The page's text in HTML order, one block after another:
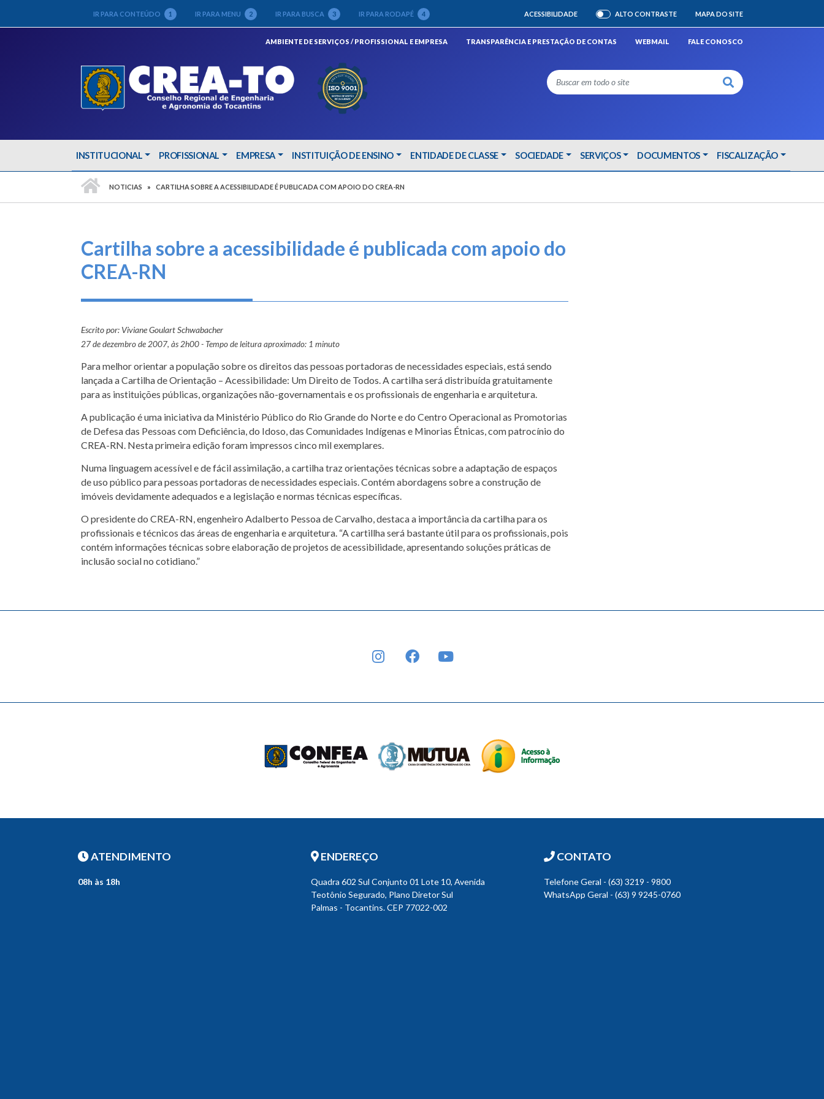
IR PARA CONTEÚDO 1 IR PARA MENU 2 IR PARA BUSCA 3 IR PARA RODAPÉ 4 ACESSIBILIDADE ATIVAR/DESATIVAR
ALTO CONTRASTE MAPA DO SITE
AMBIENTE DE SERVIÇOS / PROFISSIONAL E EMPRESA (ABRIRÁ EM NOVA JANELA)
TRANSPARÊNCIA E PRESTAÇÃO DE CONTAS WEBMAIL FALE CONOSCO
Buscar
INSTITUCIONAL PROFISSIONAL EMPRESA INSTITUIÇÃO DE ENSINO ENTIDADE DE CLASSE SOCIEDADE SERVIÇOS DOCUMENTOS FISCALIZAÇÃO
NOTICIAS CARTILHA SOBRE A ACESSIBILIDADE É PUBLICADA COM APOIO DO CREA-RN
Cartilha sobre a acessibilidade é publicada com apoio do
CREA-RN
Escrito por: Viviane Goulart Schwabacher
27 de dezembro de 2007, às 2h00 - Tempo de leitura aproximado: 1 minuto
Para melhor orientar a população sobre os direitos das pessoas portadoras de necessidades especiais, está sendo
lançada a Cartilha de Orientação – Acessibilidade: Um Direito de Todos. A cartilha será distribuída gratuitamente
para as instituições públicas, organizações não-governamentais e os profissionais de engenharia e arquitetura.
A publicação é uma iniciativa da Ministério Público do Rio Grande do Norte e do Centro Operacional as Promotorias
de Defesa das Pessoas com Deficiência, do Idoso, das Comunidades Indígenas e Minorias Étnicas, com patrocínio do
CREA-RN. Nesta primeira edição foram impressos cinco mil exemplares.
Numa linguagem acessível e de fácil assimilação, a cartilha traz orientações técnicas sobre a adaptação de espaços
de uso público para pessoas portadoras de necessidades especiais. Contém abordagens sobre a construção de
imóveis devidamente adequados e a legislação e normas técnicas específicas.
O presidente do CREA-RN, engenheiro Adalberto Pessoa de Carvalho, destaca a importância da cartilha para os
profissionais e técnicos das áreas de engenharia e arquitetura. “A cartillha será bastante útil para os profissionais, pois
contém informações técnicas sobre elaboração de projetos de acessibilidade, apresentando soluções práticas de
inclusão social no cotidiano.”
INSTAGRAMFACEBOOK
ATENDIMENTO
08h às 18h
ENDEREÇO
Quadra 602 Sul Conjunto 01 Lote 10, Avenida
Teotônio Segurado, Plano Diretor Sul
Palmas - Tocantins. CEP 77022-002
CONTATO
Telefone Geral - (63) 3219 - 9800
WhatsApp Geral - (63) 9 9245-0760